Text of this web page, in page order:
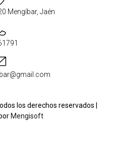
Mengíbar, Jaén
los derechos reservados |
Mengisoft